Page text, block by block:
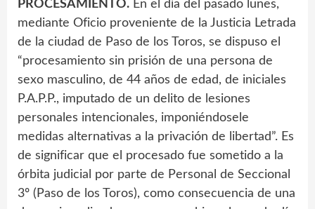
PROCESAMIENTO. En el día del pasado lunes,
mediante Oficio proveniente de la Justicia Letrada
de la ciudad de Paso de los Toros, se dispuso el
“procesamiento sin prisión de una persona de
sexo masculino, de 44 años de edad, de iniciales
P.A.P.P., imputado de un delito de lesiones
personales intencionales, imponiéndosele
medidas alternativas a la privación de libertad”. Es
de significar que el procesado fue sometido a la
órbita judicial por parte de Personal de Seccional
3º (Paso de los Toros), como consecuencia de una